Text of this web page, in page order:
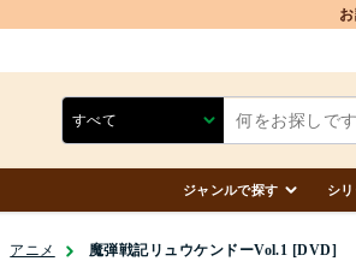
ジャンルで探す シ
アニメ 魔弾戦記リュウケンドーVol.1 [DVD]